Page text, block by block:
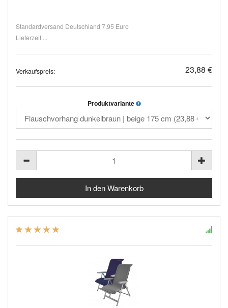
Standardversand Deutschland 7,95 Euro
Lieferzeit ...
Verkaufspreis: 23,88 €
Produktvariante